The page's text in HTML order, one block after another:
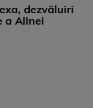
dezvăluiri
a Alinei